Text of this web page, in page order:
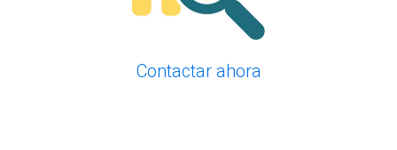
Contactar ahora